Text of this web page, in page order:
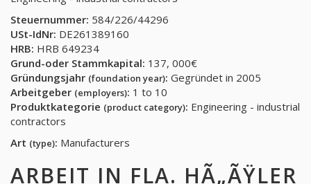
Steuernummer: 584/226/44296
USt-IdNr: DE261389160
HRB: HRB 649234
Grund-oder Stammkapital: 137, 000€
Gründungsjahr (foundation year): Gegründet in 2005
Arbeitgeber (employers): 1 to 10
Produktkategorie (product category): Engineering - industrial
contractors
Art (type): Manufacturers
ARBEIT IN FLA. HÃ„ÃŸLER